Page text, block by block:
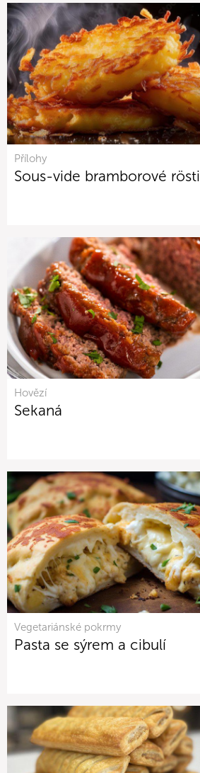
Přílohy
Sous-vide bramborové rösti
Hovězí
Sekaná
Vegetariánské pokrmy
Pasta se sýrem a cibulí